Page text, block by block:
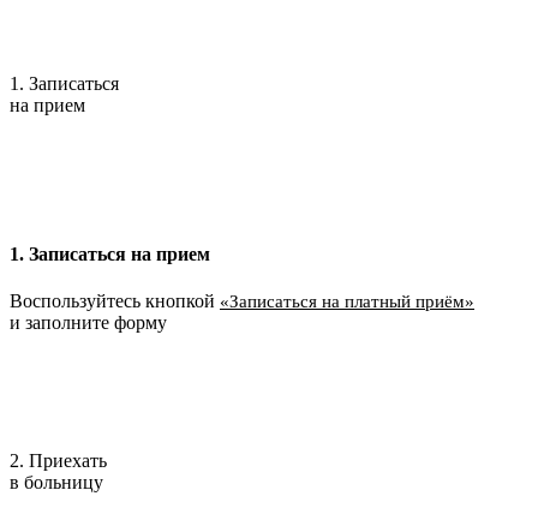
1. Записаться
на прием
1. Записаться на прием
Воспользуйтесь кнопкой «Записаться на платный приём»
и заполните форму
2. Приехать
в больницу